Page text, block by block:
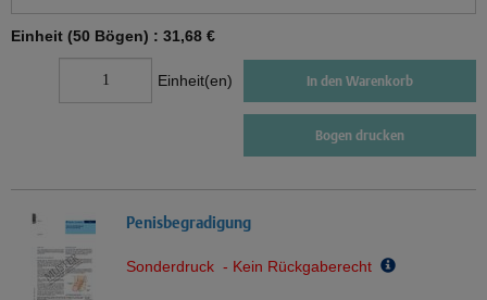
Einheit (50 Bögen) : 31,68 €
Einheit(en) In den Warenkorb
Bogen drucken
Penisbegradigung
Sonderdruck - Kein Rückgaberecht